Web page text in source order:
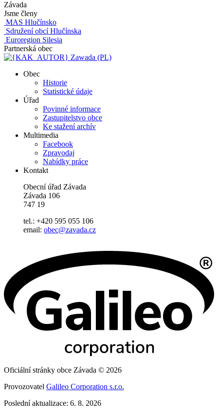
Závada
Jsme členy
MAS Hlučínsko
Sdružení obcí Hlučínska
Euroregion Silesia
Partnerská obec
Zawada (PL)
Obec
Historie
Statistické údaje
Úřad
Povinné informace
Zastupitelstvo obce
Ke stažení archív
Multimedia
Facebook
Zpravodaj
Nabídky práce
Kontakt
Obecní úřad Závada
Závada 106
747 19
tel.: +420 595 055 106
email: obec@zavada.cz
Oficiální stránky obce Závada © 2026
Provozovatel Galileo Corporation s.r.o.
Poslední aktualizace: 6. 8. 2026